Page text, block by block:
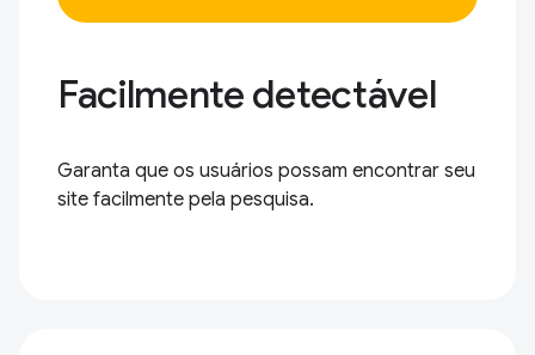
Facilmente detectável
Garanta que os usuários possam encontrar seu
site facilmente pela pesquisa.